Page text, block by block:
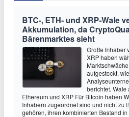
BTC-, ETH- und XRP-Wale
Akkumulation, da
Bärenmarktes sieht
Große Inhaber
XRP haben
aufgestockt,
berichtet. Wale
Ethereum und XRP Für Bitcoin haben
Inhabern zugeordnet sind und nicht zu
gehören, ihren kombinierten Bestand